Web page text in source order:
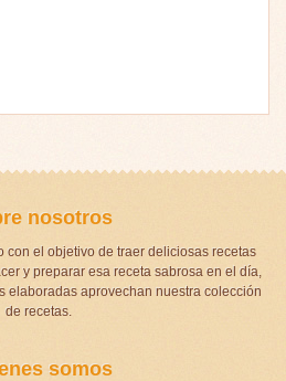
nosotros
con el objetivo de traer deliciosas recetas
y preparar esa receta sabrosa en el día,
elaboradas aprovechan nuestra colección
de recetas.
somos